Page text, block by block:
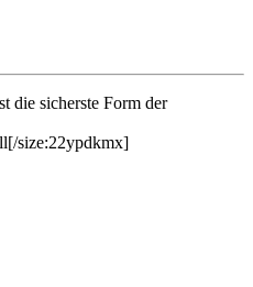
die sicherste Form der
size:22ypdkmx]